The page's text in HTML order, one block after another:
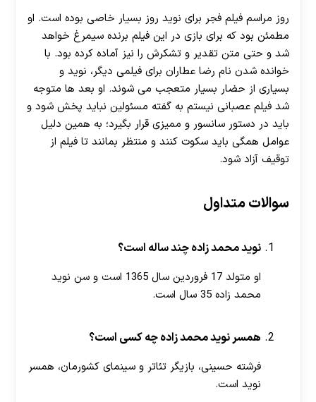
روز مراسم فیلم فجر برای نوید روز بسیار خاصی بوده است. او
مطمئن بود که برای بازی در این فیلم برنده سیمرغ خواهد
شد و حتی متن تقدیر و تشکرش را نیز آماده کرده بود. با
خوانده شدن نام رضا عطاران برای فیلمی دیگر، نوید و
بسیاری از حضار بسیار متعجب می شوند. او بعد ها متوجه
شد فیلم عصبانی نیستم به گفته مسئولین نباید پخش شود و
باید در دستور سانسور و ممیزی قرار بگیرد؛ به همین دلیل
عوامل همگی باید سکوت کنند و منتظر بمانند تا فیلم از
توقیف آزاد شود.
سوالات متداول
نوید محمد زاده چند ساله است؟
او متولد 17 فروردین سال 1365 است و سن نوید
محمد زاده 35 سال است.
همسر نوید محمد زاده چه کسی است؟
فرشته حسینی، بازیگر تئاتر و سینمای کشورمان، همسر
نوید است.